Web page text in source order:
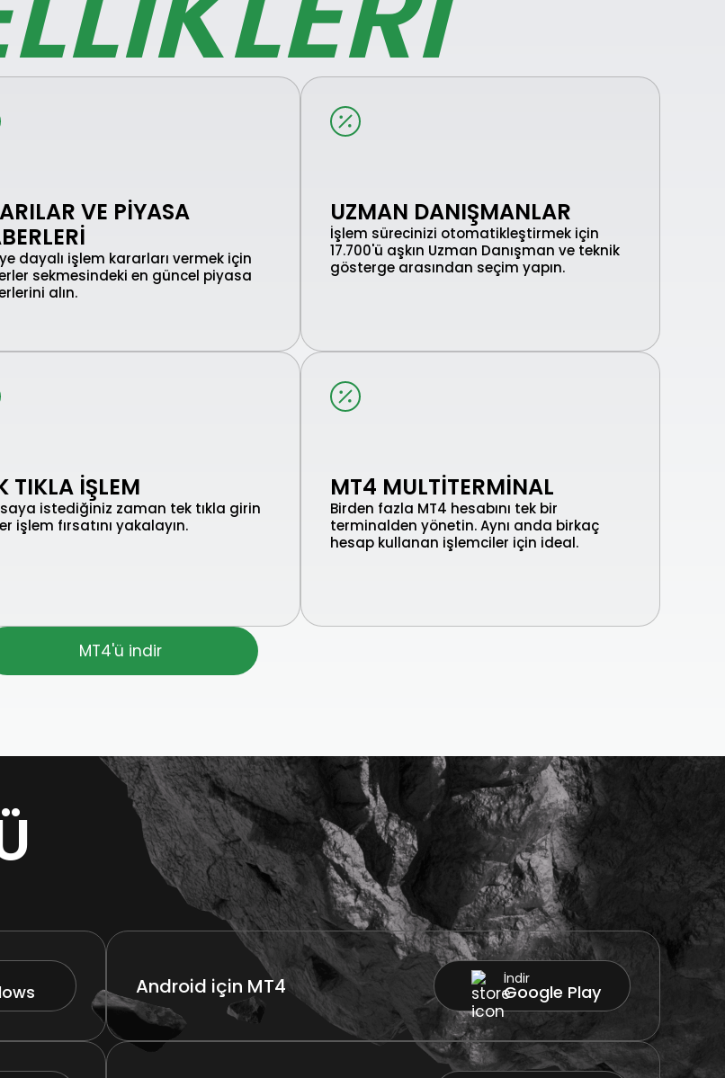
VE PIYASA
dayalı işlem kararları vermek için
sekmesindeki en güncel piyasa
alın.
UZMAN DANIŞMANLAR
İşlem sürecinizi otomatikleştirmek için
17.700'ü aşkın Uzman Danışman ve teknik
gösterge arasından seçim yapın.
TIKLA İŞLEM
istediğiniz zaman tek tıkla girin
işlem fırsatını yakalayın.
MT4 MULTITERMINAL
Birden fazla MT4 hesabını tek bir
terminalden yönetin. Aynı anda birkaç
hesap kullanan işlemciler için ideal.
MT4'ü indir
Android için MT4 İndir
Google Play